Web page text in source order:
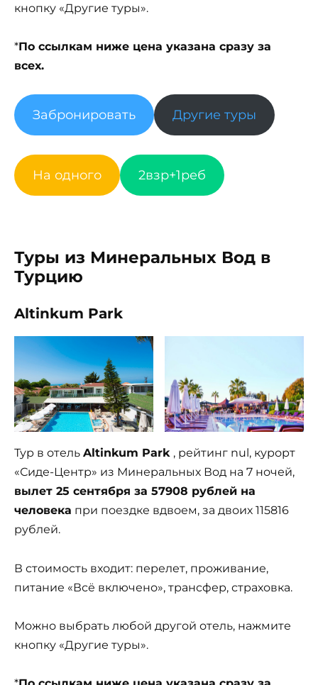
кнопку «Другие туры».
*По ссылкам ниже цена указана сразу за
всех.
Забронировать Другие туры
На одного 2взр+1реб
Туры из Минеральных Вод в
Турцию
Altinkum Park
Тур в отель Altinkum Park , рейтинг nul, курорт
«Сиде-Центр» из Минеральных Вод на 7 ночей,
вылет 25 сентября за 57908 рублей на
человека при поездке вдвоем, за двоих 115816
рублей.
В стоимость входит: перелет, проживание,
питание «Всё включено», трансфер, страховка.
Можно выбрать любой другой отель, нажмите
кнопку «Другие туры».